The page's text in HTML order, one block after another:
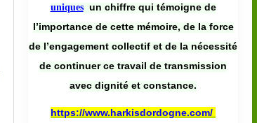
uniques un chiffre qui témoigne de
l’importance de cette mémoire, de la force
de l’engagement collectif et de la nécessité
de continuer ce travail de transmission
avec dignité et constance.
https://www.harkisdordogne.com/